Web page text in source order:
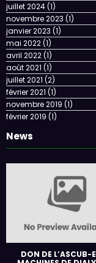
juillet 2024(1)
novembre 2023 (1)
janvier 2023 (1)
mai 2022(1)
avril 2022(1)
août 2021 (1)
juillet 2021 (2)
février 2021 (1)
novembre 2019 (1)
février 2019 (1)
News
DON DE L’ASCUB-E DES